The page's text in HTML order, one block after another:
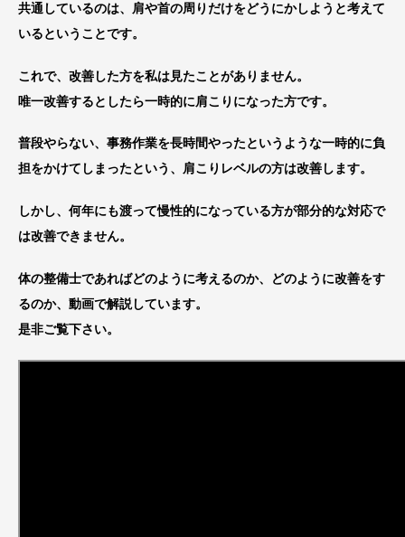
共通しているのは、肩や首の周りだけをどうにかしようと考えて
いるということです。
これで、改善した方を私は見たことがありません。
唯一改善するとしたら一時的に肩こりになった方です。
普段やらない、事務作業を長時間やったというような一時的に負
担をかけてしまったという、肩こりレベルの方は改善します。
しかし、何年にも渡って慢性的になっている方が部分的な対応で
は改善できません。
体の整備士であればどのように考えるのか、どのように改善をす
るのか、動画で解説しています。
是非ご覧下さい。